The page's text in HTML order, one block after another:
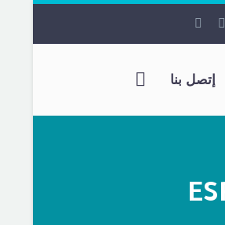
إتصل بنا